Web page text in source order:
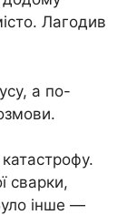
Лагодив
а по-
сварки,
інше —